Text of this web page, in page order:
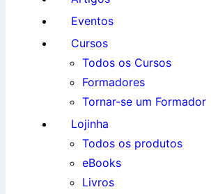
Eventos
Cursos
Todos os Cursos
Formadores
Tornar-se um Formador
Lojinha
Todos os produtos
eBooks
Livros